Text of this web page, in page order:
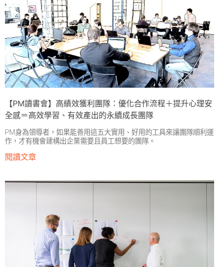
【PM讀書會】高績效獲利團隊：優化合作流程＋提升心理安
全感＝高效學習、有效產出的永續成長團隊
PM身為領導者，如果能善用這五大實用、好用的工具來讓團隊順利運
作，才有機會建構出企業需要且員工想要的團隊。
閱讀文章